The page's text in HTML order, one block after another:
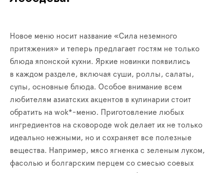
Новое меню носит название «Сила неземного
притяжения» и теперь предлагает гостям не только
блюда японской кухни. Яркие новинки появились
в каждом разделе, включая суши, роллы, салаты,
супы, основные блюда. Особое внимание всем
любителям азиатских акцентов в кулинарии стоит
обратить на wok*-меню. Приготовление любых
ингредиентов на сковороде wok делает их не только
идеально нежными, но и сохраняет все полезные
вещества. Например, мясо ягненка с зеленым луком,
фасолью и болгарским перцем со смесью соевых